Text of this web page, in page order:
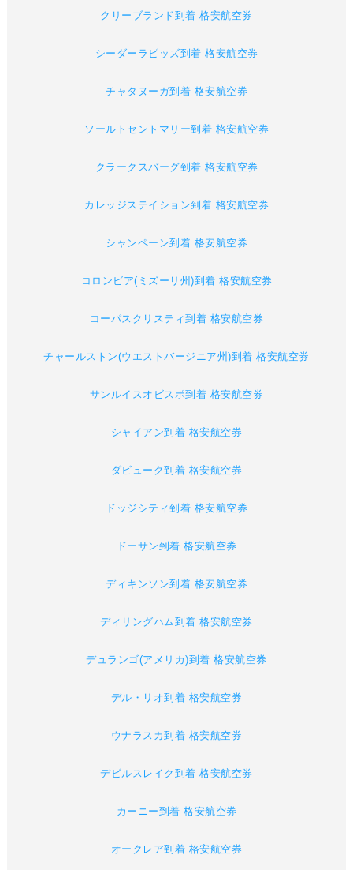
クリーブランド到着 格安航空券
シーダーラピッズ到着 格安航空券
チャタヌーガ到着 格安航空券
ソールトセントマリー到着 格安航空券
クラークスバーグ到着 格安航空券
カレッジステイション到着 格安航空券
シャンペーン到着 格安航空券
コロンビア(ミズーリ州)到着 格安航空券
コーパスクリスティ到着 格安航空券
チャールストン(ウエストバージニア州)到着 格安航空券
サンルイスオビスポ到着 格安航空券
シャイアン到着 格安航空券
ダビューク到着 格安航空券
ドッジシティ到着 格安航空券
ドーサン到着 格安航空券
ディキンソン到着 格安航空券
ディリングハム到着 格安航空券
デュランゴ(アメリカ)到着 格安航空券
デル・リオ到着 格安航空券
ウナラスカ到着 格安航空券
デビルスレイク到着 格安航空券
カーニー到着 格安航空券
オークレア到着 格安航空券